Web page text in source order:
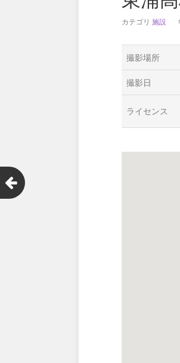
カテゴリ 施設
撮影場所
撮影日
ライセンス